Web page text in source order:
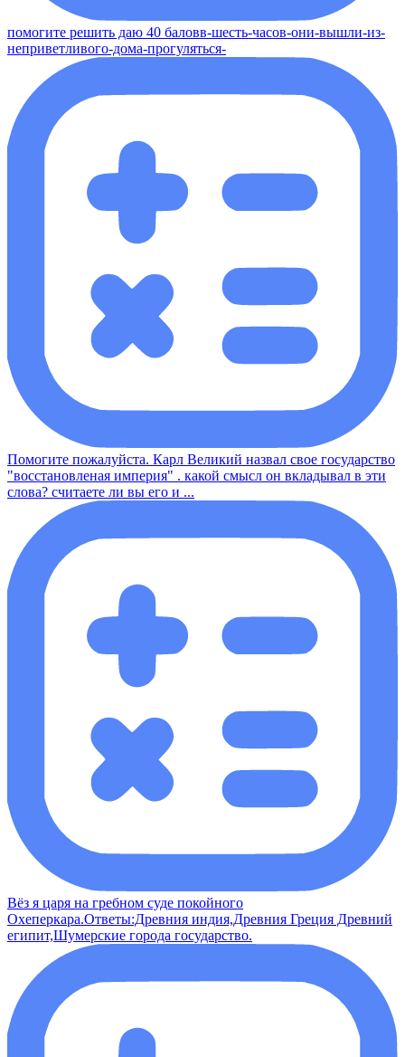
помогите решить даю 40 баловв-шесть-часов-они-вышли-из-
неприветливого-дома-прогуляться-
Помогите пожалуйста. Карл Великий назвал свое государство
"восстановленая империя" . какой смысл он вкладывал в эти
слова? считаете ли вы его и ...
Вёз я царя на гребном суде покойного
Охеперкара.Ответы:Древния индия,Древния Греция Древний
египит,Шумерские города государство.